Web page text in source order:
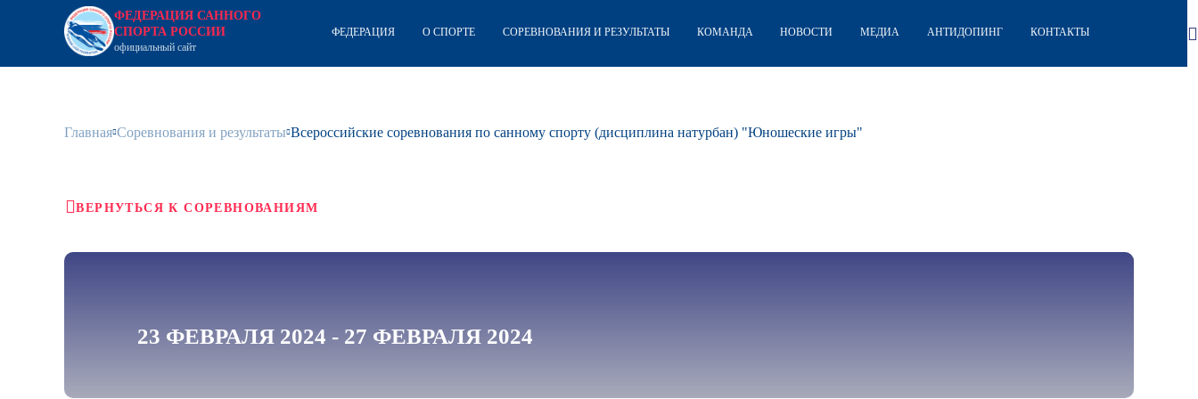
ФЕДЕРАЦИЯ САННОГО
СПОРТА РОССИИ
официальный сайт
ФЕДЕРАЦИЯ О СПОРТЕ СОРЕВНОВАНИЯ И РЕЗУЛЬТАТЫ КОМАНДА НОВОСТИ МЕДИА АНТИДОПИНГ КОНТАКТЫ
Главная Соревнования и результаты Всероссийские соревнования по санному спорту (дисциплина натурбан) "Юношеские игры"
ВЕРНУТЬСЯ К СОРЕВНОВАНИЯМ
23 ФЕВРАЛЯ 2024 - 27 ФЕВРАЛЯ 2024